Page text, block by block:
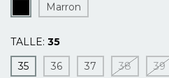
Marron
TALLE: 35
35
36 37 38 39